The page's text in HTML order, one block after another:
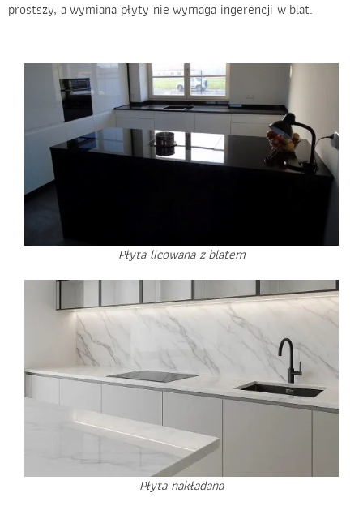
prostszy, a wymiana płyty nie wymaga ingerencji w blat.
Płyta licowana z blatem
Płyta nakładana